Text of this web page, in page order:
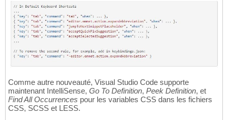
Comme autre nouveauté, Visual Studio Code supporte
maintenant IntelliSense, Go To Definition, Peek Definition, et
Find All Occurrences pour les variables CSS dans les fichiers
CSS, SCSS et LESS.